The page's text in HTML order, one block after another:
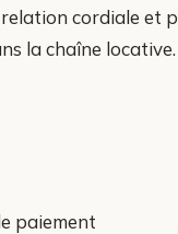
cordiale et
la chaîne locative.
paiement